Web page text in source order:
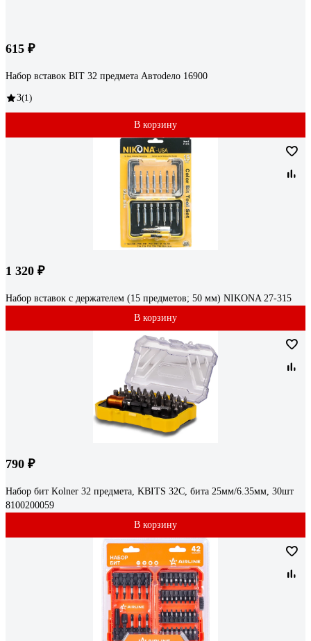
615 ₽
Набор вставок BIT 32 предмета Автоdело 16900
3(1)
В корзину
1 320 ₽
Набор вставок с держателем (15 предметов; 50 мм) NIKONA 27-315
В корзину
790 ₽
Набор бит Kolner 32 предмета, KBITS 32C, бита 25мм/6.35мм, 30шт
8100200059
В корзину